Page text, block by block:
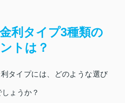
利タイプ3種類の
トは？
タイプには、どのような選び
ょうか？